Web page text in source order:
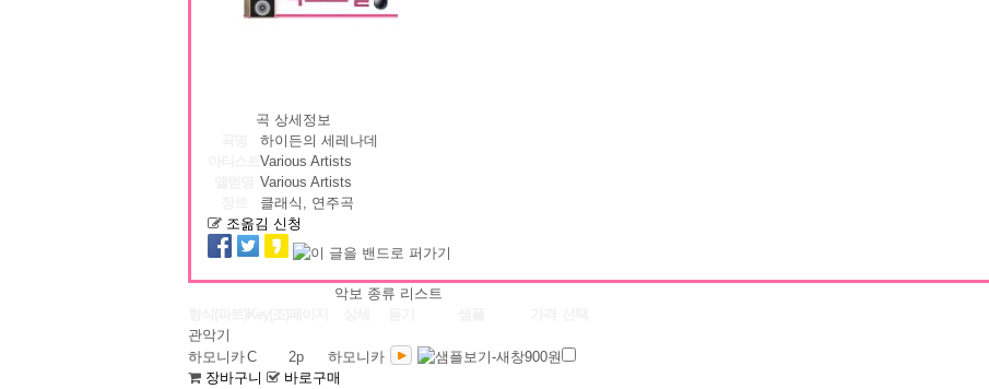
곡 상세정보
하이든의 세레나데
Various Artists
Various Artists
클래식, 연주곡
조옮김 신청
악보 종류 리스트
관악기
하모니카C 2p 하모니카
900원
장바구니
바로구매